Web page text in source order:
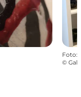
Foto:
©